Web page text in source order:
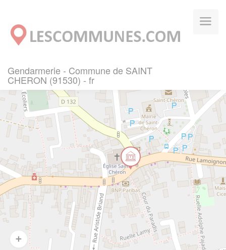
Gendarmerie - Commune de SAINT
CHERON (91530) - fr